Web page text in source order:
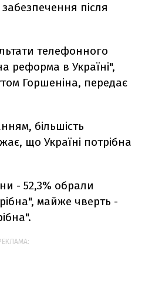
після
телефонного
реформа в Україні",
Горшеніна, передає
більшість
що Україні потрібна
- 52,3% обрали
майже чверть -